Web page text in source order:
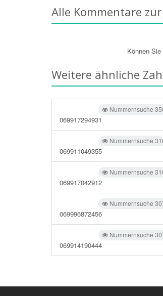
Alle Kommentare
Können
Weitere ähnliche
Nummernsuche
069917294931
Nummernsuche
069911049355
Nummernsuche
069917042912
Nummernsuche
069996872456
Nummernsuche
069914190444